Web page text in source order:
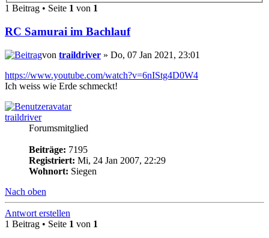
1 Beitrag • Seite 1 von 1
RC Samurai im Bachlauf
von traildriver » Do, 07 Jan 2021, 23:01
https://www.youtube.com/watch?v=6nIStg4D0W4
Ich weiss wie Erde schmeckt!
traildriver
Forumsmitglied
Beiträge: 7195
Registriert: Mi, 24 Jan 2007, 22:29
Wohnort: Siegen
Nach oben
Antwort erstellen
1 Beitrag • Seite 1 von 1